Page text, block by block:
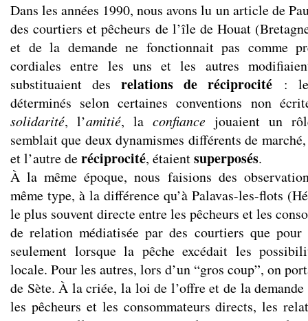
Dans les années 1990, nous avons lu un article de
des courtiers et pêcheurs de l’île de Houat
et de la demande ne fonctionnait pas comme
cordiales entre les uns et les autres
substituaient des relations de réciprocité :
déterminés selon certaines conventions non
solidarité, l’amitié, la confiance jouaient un
semblait que deux dynamismes différents de
et l’autre deréciprocité, étaientsuperposés.
À la même époque, nous faisions des
même type, à la différence qu’à Palavas-les-flots
le plus souvent directe entre les pêcheurs et les
de relation médiatisée par des courtiers que pour
seulement lorsque la pêche excédait les
locale. Pour les autres, lors d’un “gros coup”, on
de Sète. À la criée, la loi de l’offre et de la
les pêcheurs et les consommateurs directs, les